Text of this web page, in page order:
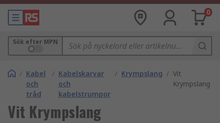
0
Sök efter MPN
/ Kabel
och
tråd
/ Kabelskarvar
och
kabelstrumpor
/ Krympslang / Vit
Krympslang
Vit Krympslang